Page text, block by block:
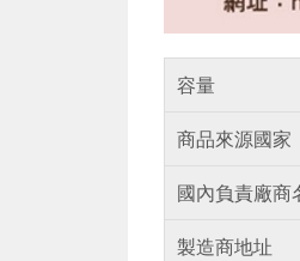
容量
商品來源國家
國內負責廠商
製造商地址